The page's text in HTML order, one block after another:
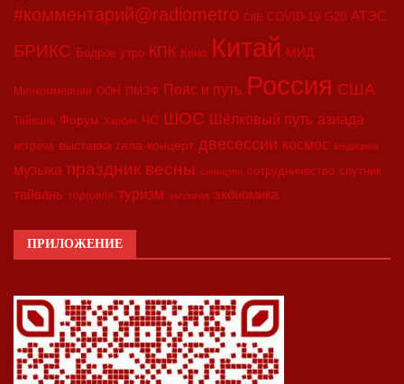
#комментарий@radiometro CIIE COVID-19 G20 АТЭС
БРИКС Бодрое утро КПК Кино Китай МИД
Минкоммерции ООН ПМЭФ Пояс и путь Россия США
Тайвань Форум Харбин ЧС ШОС Шёлковый путь азиада
встреча выставка гала-концерт двесессии космос медицина
музыка праздник весны синьцзян сотрудничество спутник
тайвань торговля туризм экология экономика
ПРИЛОЖЕНИЕ